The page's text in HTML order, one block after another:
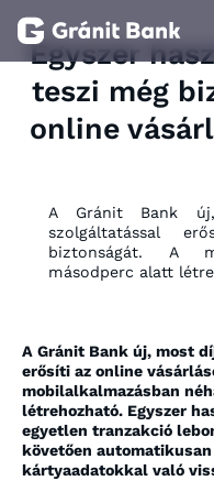
Fiataloknak
Kapcsolat
Netbank
Egyszer
teszi még
online
A Gránit Bank
szolgáltatással
biztonságát. A
másodperc alatt
A Gránit Bank új, most
erősíti az online
mobilalkalmazásban
létrehozható. Egyszer
egyetlen tranzakció
követően
kártyaadatokkal való